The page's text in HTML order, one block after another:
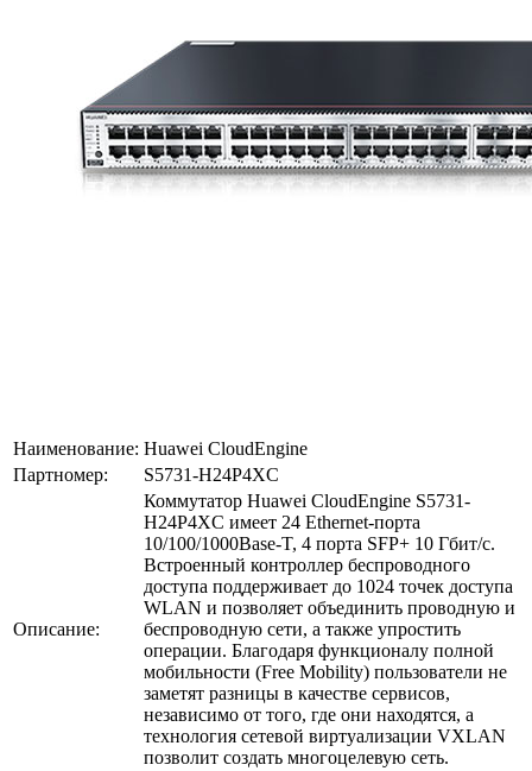
Наименование: Huawei CloudEngine
Партномер:
S5731-H24P4XC
Описание:
Коммутатор Huawei CloudEngine S5731-
H24P4XC имеет 24 Ethernet-порта
10/100/1000Base-T, 4 порта SFP+ 10 Гбит/с.
Встроенный контроллер беспроводного
доступа поддерживает до 1024 точек доступа
WLAN и позволяет объединить проводную и
беспроводную сети, а также упростить
операции. Благодаря функционалу полной
мобильности (Free Mobility) пользователи не
заметят разницы в качестве сервисов,
независимо от того, где они находятся, а
технология сетевой виртуализации VXLAN
позволит создать многоцелевую сеть.